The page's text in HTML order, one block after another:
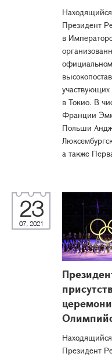
Президент
в
в Токио. В
Франции
Польши
а также
23
07, 2021
Президент